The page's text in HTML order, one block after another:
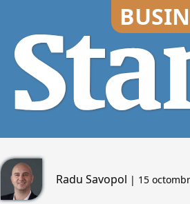
Radu Savopol | 15